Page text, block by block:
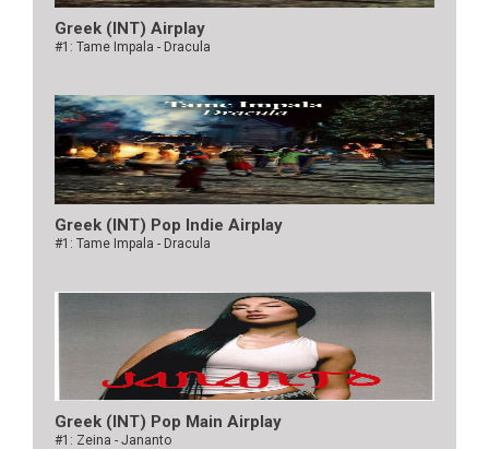
Greek (INT) Airplay
#1: Tame Impala - Dracula
Greek (INT) Pop Indie Airplay
#1: Tame Impala - Dracula
Greek (INT) Pop Main Airplay
#1: Zeina - Jananto